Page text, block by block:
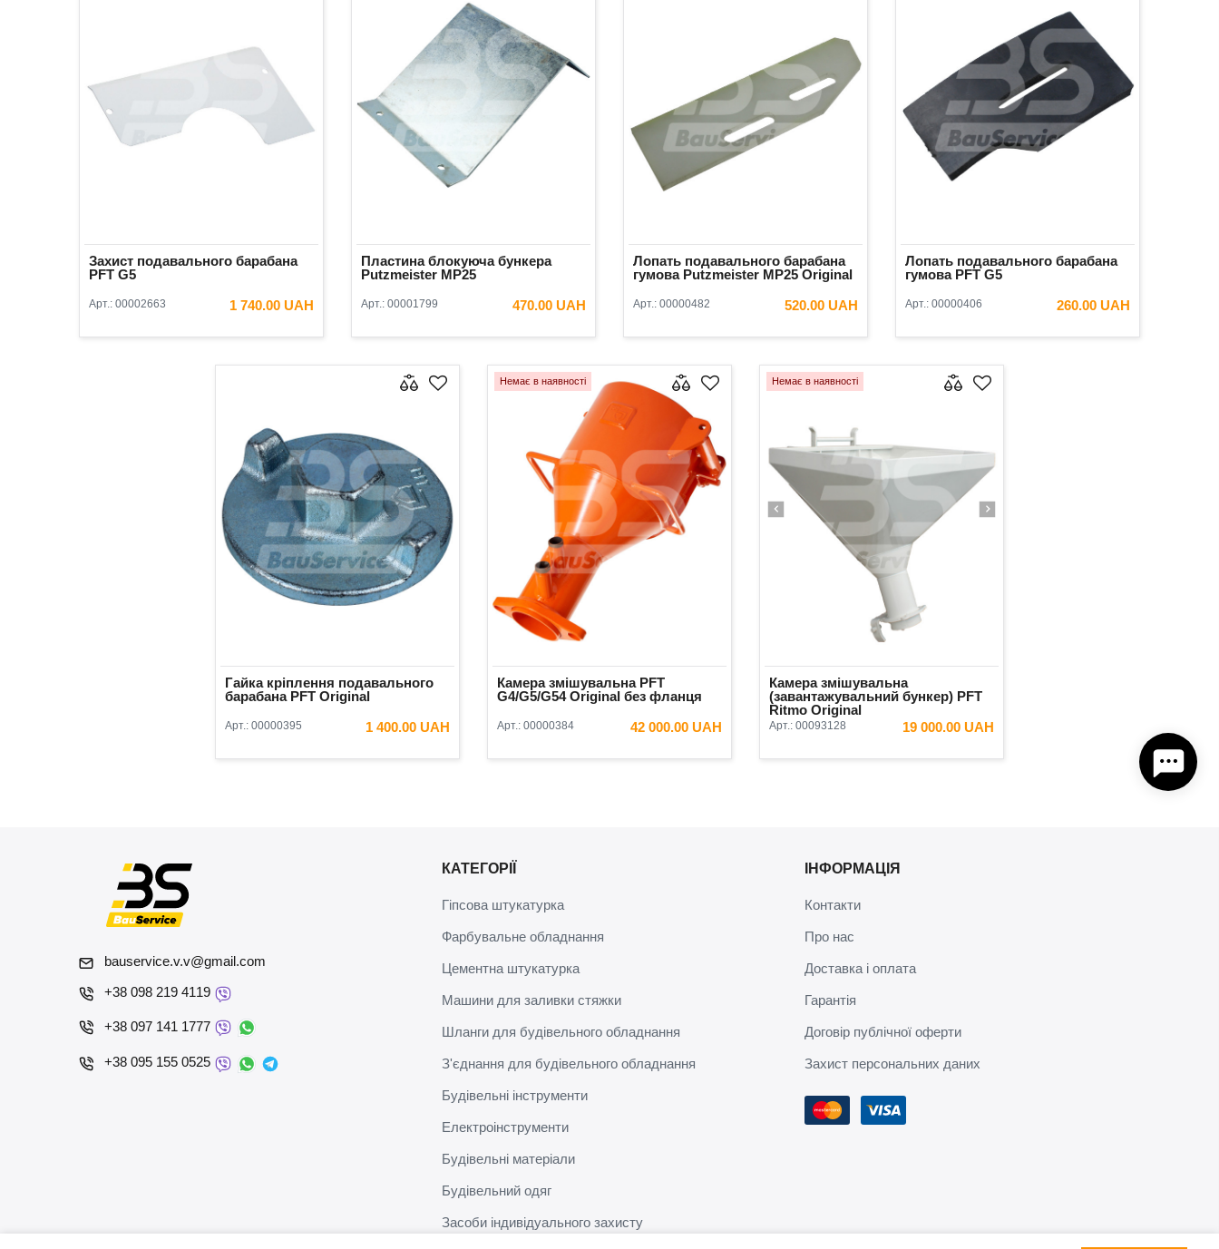
Захист подавального барабана
PFT G5
Арт.: 00002663 1 740.00 UAH
В КОШИК
Пластина блокуюча бункера
Putzmeister МР25
Арт.: 00001799 470.00 UAH
В КОШИК
Лопать подавального барабана
гумова Putzmeister MP25 Original
Арт.: 00000482 520.00 UAH
В КОШИК
Лопать подавального барабана
гумова PFT G5
Арт.: 00000406 260.00 UAH
В КОШИК
Гайка кріплення подавального
барабана PFT Original
Арт.: 00000395 1 400.00 UAH
В КОШИК
Немає в наявності
Камера змішувальна PFT
G4/G5/G54 Original без фланця
Арт.: 00000384 42 000.00 UAH
Немає в наявності
Камера змішувальна
(завантажувальний бункер) PFT
Ritmo Original
Арт.: 00093128 19 000.00 UAH
bauservice.v.v@gmail.com
+38 098 219 4119
+38 097 141 1777
+38 095 155 0525
КАТЕГОРІЇ
Гіпсова штукатурка
Фарбувальне обладнання
Цементна штукатурка
Машини для заливки стяжки
Шланги для будівельного обладнання
З'єднання для будівельного обладнання
Будівельні інструменти
Електроінструменти
Будівельні матеріали
Будівельний одяг
Засоби індивідуального захисту
ІНФОРМАЦІЯ
Контакти
Про нас
Доставка і оплата
Гарантія
Договір публічної оферти
Захист персональних даних